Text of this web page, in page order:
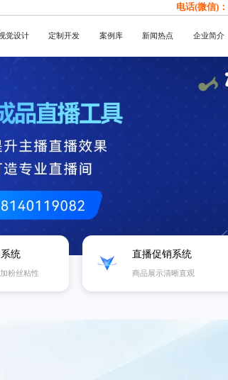
电话(微信)：
觉设计 定制开发 案例库 新闻热点 企业简介
统
粉丝粘性
直播促销系统
商品展示清晰直观